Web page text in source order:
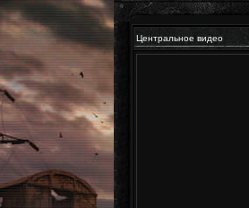
Центральное видео